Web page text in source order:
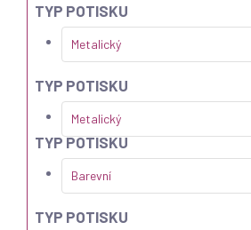
TYP POTISKU
Metalický
TYP POTISKU
Metalický
TYP POTISKU
Barevní
TYP POTISKU